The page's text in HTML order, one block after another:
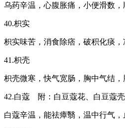
乌药辛温，心腹胀痛，小便滑数，
40.枳实
枳实味苦，消食除痞，破积化痰，
41.枳壳
枳壳微寒，快气宽肠，胸中气结，
42.白蔻 附：白豆蔻花、白豆蔻壳
白蔻辛温，能祛瘴翳，温中行气，